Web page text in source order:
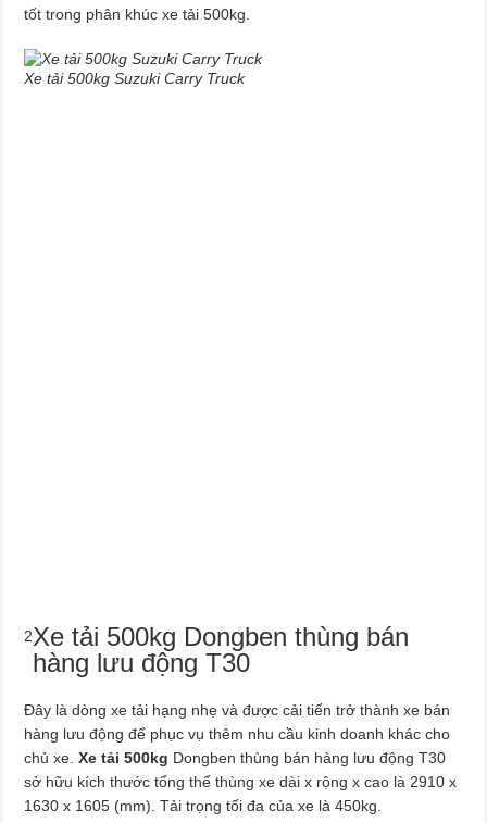
tốt trong phân khúc xe tải 500kg.
Xe tải 500kg Suzuki Carry Truck
2Xe tải 500kg Dongben thùng bán
hàng lưu động T30
Đây là dòng xe tải hạng nhẹ và được cải tiến trở thành xe bán
hàng lưu động để phục vụ thêm nhu cầu kinh doanh khác cho
chủ xe.Xe tải 500kg Dongben thùng bán hàng lưu động T30
sở hữu kích thước tổng thể thùng xe dài x rộng x cao là 2910 x
1630 x 1605 (mm). Tải trọng tối đa của xe là 450kg.